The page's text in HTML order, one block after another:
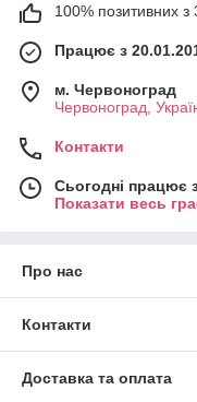
100% позитивних з
Працює з
м. Червоноград
Червоноград,
Контакти
Сьогодні працює
Показати весь
Про нас
Контакти
Доставка та оплата